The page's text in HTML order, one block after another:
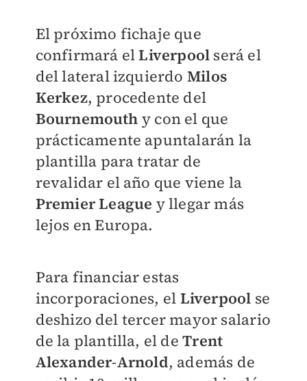
El próximo fichaje que
confirmará elLiverpool será el
del lateral izquierdo Milos
Kerkez, procedente del
Bournemouth y con el que
prácticamente apuntalarán la
plantilla para tratar de
revalidar el año que viene la
PremierLeague y llegar más
lejos en Europa.
Para financiar estas
incorporaciones, el Liverpool se
deshizo del tercer mayor salario
de la plantilla, el deTrent
Alexander-Arnold, además de